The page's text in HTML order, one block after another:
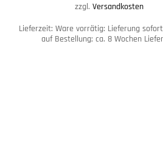
zzgl. Versandkosten
Lieferzeit:Ware vorrätig: Lieferung
auf Bestellung; ca. 8 Wochen